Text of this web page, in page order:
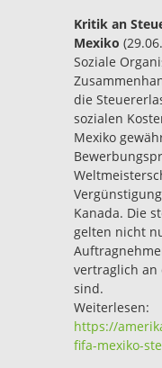
Kritik an
Mexiko
Soziale
die
sozialen
Mexiko
Kanada. Die
gelten nicht
vertraglich an
sind.
Weiterlesen:
https://
fifa-mexiko-